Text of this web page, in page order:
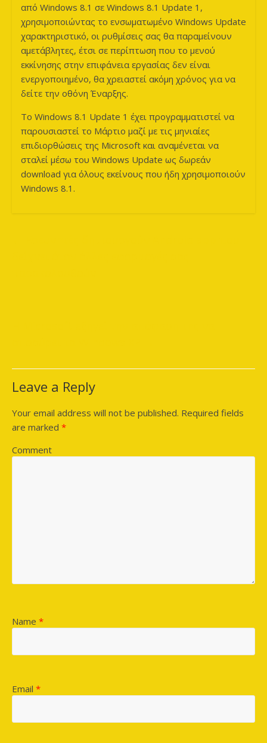
από Windows 8.1 σε Windows 8.1 Update 1,
χρησιμοποιώντας το ενσωματωμένο Windows Update
χαρακτηριστικό, οι ρυθμίσεις σας θα παραμείνουν
αμετάβλητες, έτσι σε περίπτωση που το μενού
εκκίνησης στην επιφάνεια εργασίας δεν είναι
ενεργοποιημένο, θα χρειαστεί ακόμη χρόνος για να
δείτε την οθόνη Έναρξης.
Το Windows 8.1 Update 1 έχει προγραμματιστεί να
παρουσιαστεί το Μάρτιο μαζί με τις μηνιαίες
επιδιορθώσεις της Microsoft και αναμένεται να
σταλεί μέσω του Windows Update ως δωρεάν
download για όλους εκείνους που ήδη χρησιμοποιούν
Windows 8.1.
Leave a Reply
Your email address will not be published. Required fields
are marked *
Comment
Name *
Email *